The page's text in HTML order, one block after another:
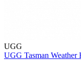
UGG
UGG Tasman